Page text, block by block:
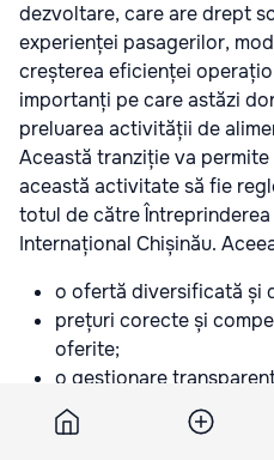
dezvoltare, care are drept
experienței pasagerilor,
creșterea eficienței
importanți pe care astăzi
preluarea activității de
Această tranziție va permite
această activitate să fie
totul de către
Internațional Chișinău.
o ofertă diversificată și
prețuri corecte și
oferite;
o gestionare
reinvestite pentru
aeroport;